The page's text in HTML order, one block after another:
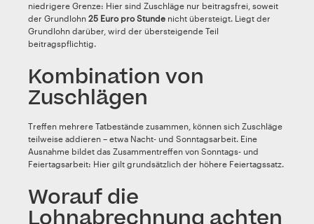
niedrigere Grenze: Hier sind Zuschläge nur beitragsfrei, soweit
der Grundlohn 25 Euro pro Stunde nicht übersteigt. Liegt der
Grundlohn darüber, wird der übersteigende Teil
beitragspflichtig.
Kombination von
Zuschlägen
Treffen mehrere Tatbestände zusammen, können sich Zuschläge
teilweise addieren – etwa Nacht- und Sonntagsarbeit. Eine
Ausnahme bildet das Zusammentreffen von Sonntags- und
Feiertagsarbeit: Hier gilt grundsätzlich der höhere Feiertagssatz.
Worauf die